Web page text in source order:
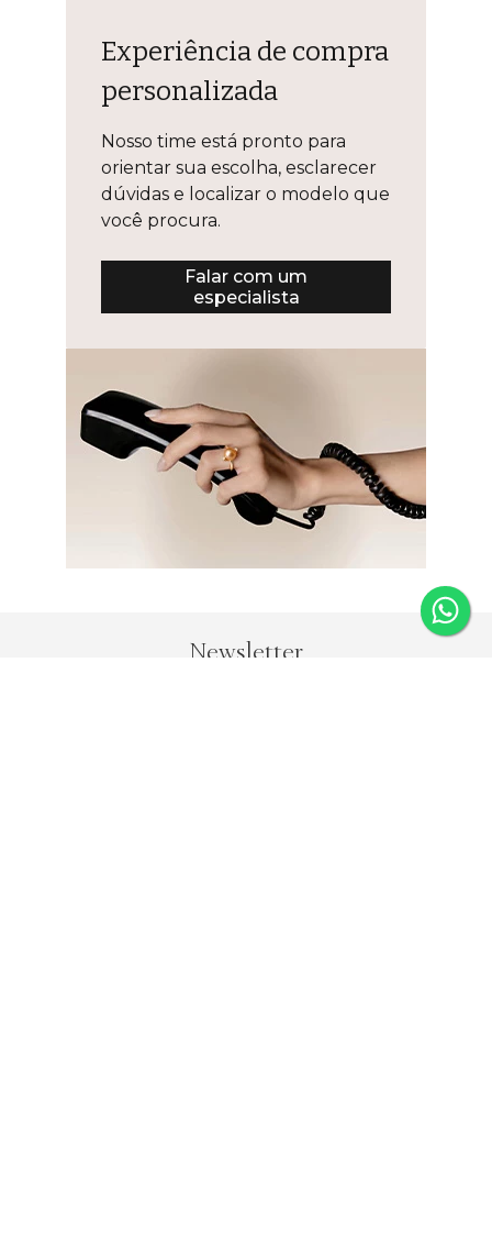
Experiência de compra
personalizada
Nosso time está pronto para orientar
sua escolha, esclarecer dúvidas e
localizar o modelo que você procura.
Falar com um especialista